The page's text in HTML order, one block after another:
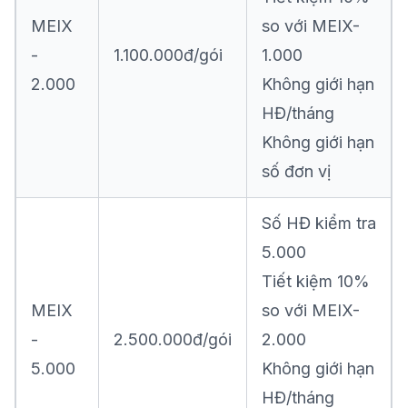
MEIX
-
2.000
1.100.000đ/gói
so với MEIX-
1.000
Không giới hạn
HĐ/tháng
Không giới hạn
số đơn vị
MEIX
-
5.000
2.500.000đ/gói
Số HĐ kiểm tra
5.000
Tiết kiệm 10%
so với MEIX-
2.000
Không giới hạn
HĐ/tháng